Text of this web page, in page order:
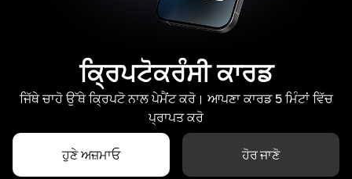
ਕ੍ਰਿਪਟੋਕਰੰਸੀ ਕਾਰਡ
ਜਿੱਥੇ ਚਾਹੋ ਉੱਥੇ ਕ੍ਰਿਪਟੋ ਨਾਲ ਪੇਮੈਂਟ ਕਰੋ। ਆਪਣਾ ਕਾਰਡ 5 ਮਿੰਟਾਂ ਵਿੱਚ
ਪ੍ਰਾਪਤ ਕਰੋ
ਹੁਣੇ ਅਜ਼ਮਾਓ ਹੋਰ ਜਾਣੋ